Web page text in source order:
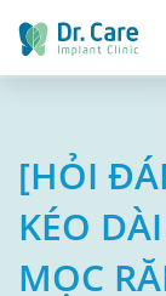
[HỎI
KÉO
MỌC